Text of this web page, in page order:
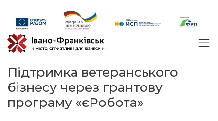
Підтримка ветеранського
бізнесу через грантову
програму «єРобота»